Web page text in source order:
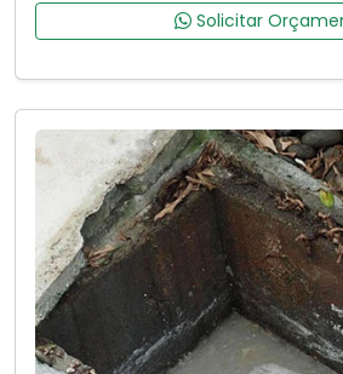
Solicitar